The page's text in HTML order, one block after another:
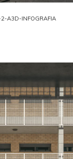
2-A3D-INFOGRAFIA